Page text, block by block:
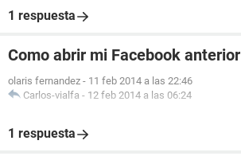
1 respuesta
Como abrir mi Facebook anterior
olaris fernandez - 11 feb 2014 a las 22:46
Carlos-vialfa - 12 feb 2014 a las 06:24
1 respuesta